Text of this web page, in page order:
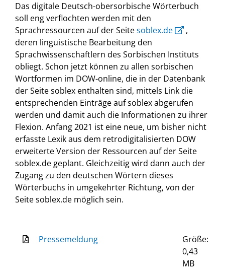
Das digitale Deutsch-obersorbische Wörterbuch
soll eng verflochten werden mit den
Sprachressourcen auf der Seitesoblex.de
,
deren linguistische Bearbeitung den
Sprachwissenschaftlern des Sorbischen Instituts
obliegt. Schon jetzt können zu allen sorbischen
Wortformen im DOW-online, die in der Datenbank
der Seite soblex enthalten sind, mittels Link die
entsprechenden Einträge auf soblex abgerufen
werden und damit auch die Informationen zu ihrer
Flexion. Anfang 2021 ist eine neue, um bisher nicht
erfasste Lexik aus dem retrodigitalisierten DOW
erweiterte Version der Ressourcen auf der Seite
soblex.de geplant. Gleichzeitig wird dann auch der
Zugang zu den deutschen Wörtern dieses
Wörterbuchs in umgekehrter Richtung, von der
Seite soblex.de möglich sein.
Pressemeldung
Größe:
0,43
MB